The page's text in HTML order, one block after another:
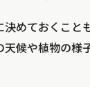
めておくこと
候や植物の様